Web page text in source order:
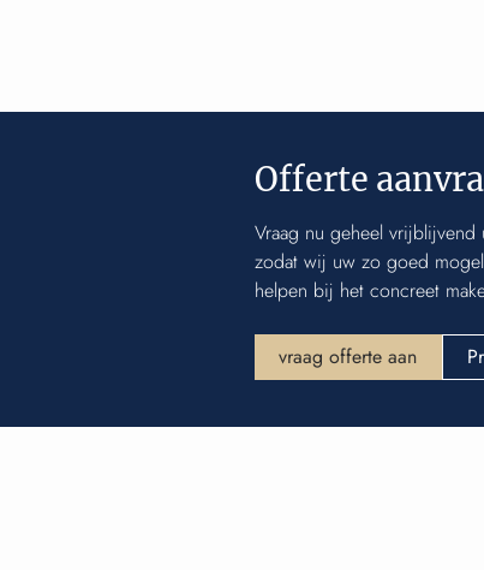
Offerte
Vraag nu geheel
zodat wij uw zo goed
helpen bij het concreet
vraag offerte aan